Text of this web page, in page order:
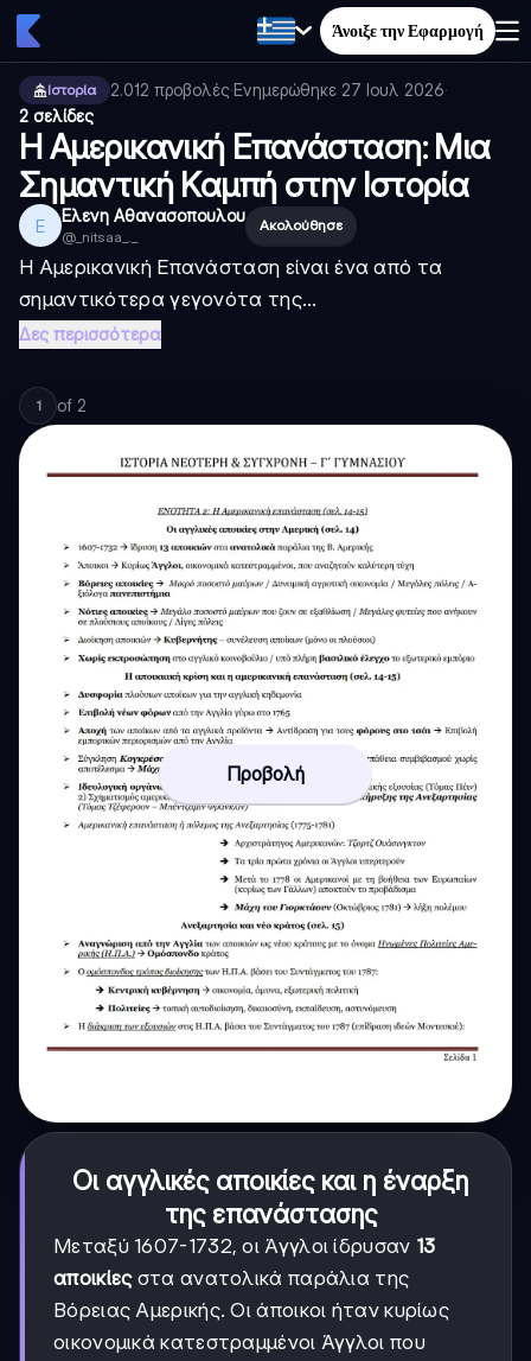
Άνοιξε την Εφαρμογή
Ιστορία 2.012 προβολές·Ενημερώθηκε 27 Ιουλ 2026·
2 σελίδες
Η Αμερικανική Επανάσταση: Μια
Σημαντική Καμπή στην Ιστορία
Ε Ελενη Αθανασοπουλου
@ _nitsaa_._
Ακολούθησε
Η Αμερικανική Επανάσταση είναι ένα από τα
σημαντικότερα γεγονότα της...
Δες περισσότερα
1 of 2
Προβολή
Οι αγγλικές αποικίες και η έναρξη
της επανάστασης
Μεταξύ 1607-1732, οι Άγγλοι ίδρυσαν 13
αποικίεςστα ανατολικά παράλια της
Βόρειας Αμερικής. Οι άποικοι ήταν κυρίως
οικονομικά κατεστραμμένοι Άγγλοι που